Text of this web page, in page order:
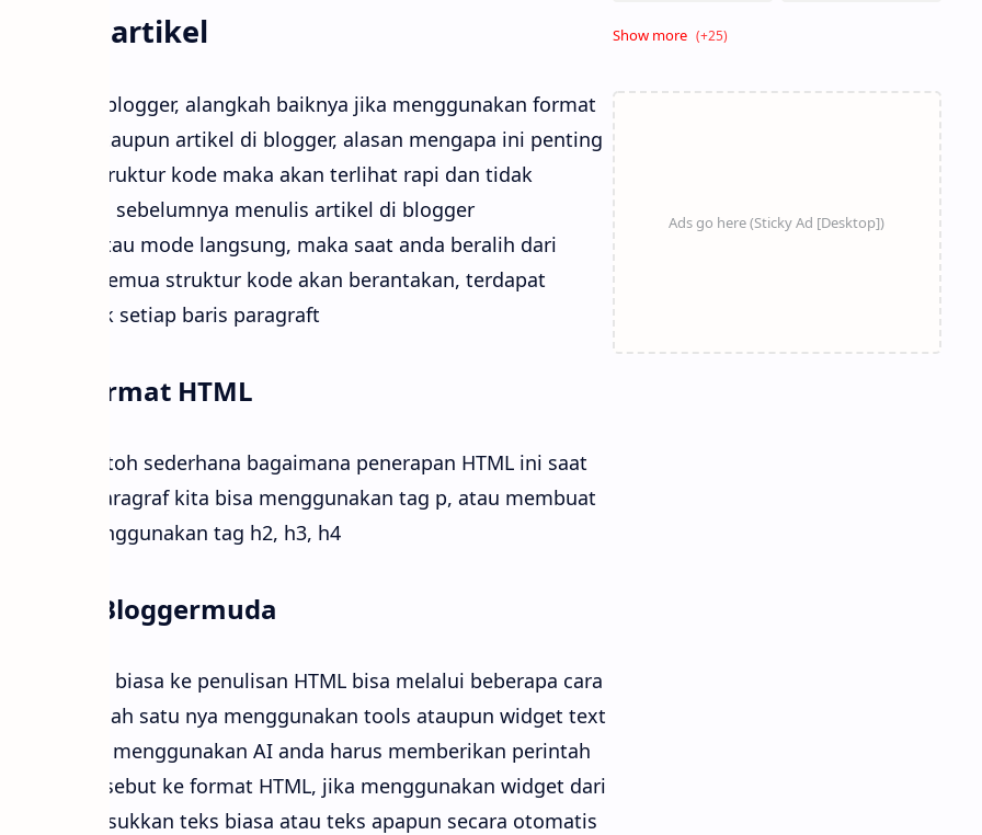
untuk artikel
artikel di blogger, alangkah baiknya jika menggunakan format
teks ataupun artikel di blogger, alasan mengapa ini penting
lihat dari struktur kode maka akan terlihat rapi dan tidak
Jika anda sebelumnya menulis artikel di blogger
compose atau mode langsung, maka saat anda beralih dari
HTML semua struktur kode akan berantakan, terdapat
br untuk setiap baris paragraft
format HTML
ke contoh sederhana bagaimana penerapan HTML ini saat
untuk paragraf kita bisa menggunakan tag p, atau membuat
menggunakan tag h2, h3, h4
widget Bloggermuda
teks biasa ke penulisan HTML bisa melalui beberapa cara
AI atau salah satu nya menggunakan tools ataupun widget text
jika menggunakan AI anda harus memberikan perintah
teks tersebut ke format HTML, jika menggunakan widget dari
memasukkan teks biasa atau teks apapun secara otomatis